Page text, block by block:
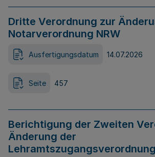
Dritte Verordnung zur
Notarverordnung NRW
Ausfertigungsdatum 14.07.2026
Seite 457
Berichtigung der Zweiten
Änderung der
Lehramtszugangsverordnung